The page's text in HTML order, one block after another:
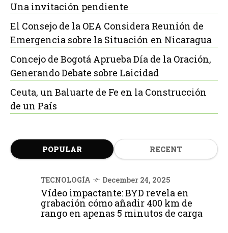
Una invitación pendiente
El Consejo de la OEA Considera Reunión de
Emergencia sobre la Situación en Nicaragua
Concejo de Bogotá Aprueba Día de la Oración,
Generando Debate sobre Laicidad
Ceuta, un Baluarte de Fe en la Construcción
de un País
POPULAR RECENT
TECNOLOGÍA December 24, 2025
Vídeo impactante: BYD revela en
grabación cómo añadir 400 km de
rango en apenas 5 minutos de carga